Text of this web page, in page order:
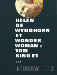
HELEN
DE
WYNDHORN
ET
WONDER
WOMAN :
TOM
KING ET
...
INTERVIEW 3